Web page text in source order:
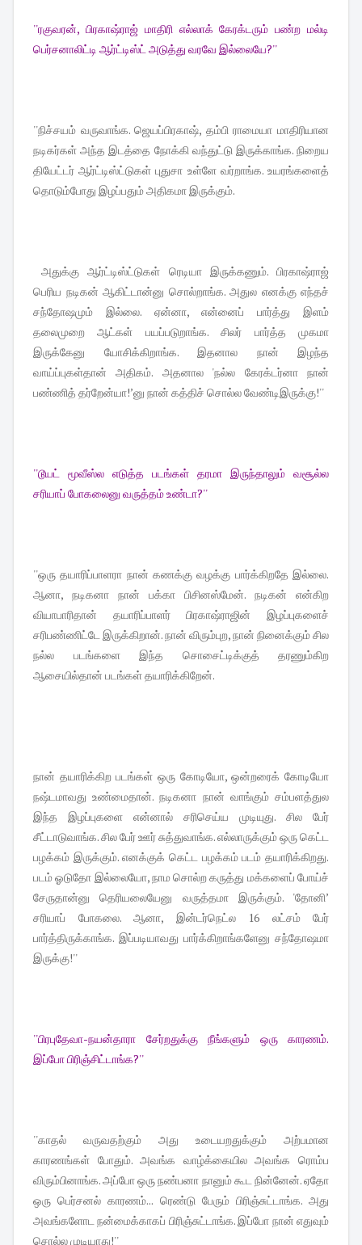
''ரகுவரன், பிரகாஷ்ராஜ் மாதிரி எல்லாக் கேரக்டரும் பண்ற மல்டி
பெர்சனாலிட்டி ஆர்ட்டிஸ்ட் அடுத்து வரவே இல்லையே?''
''நிச்சயம் வருவாங்க. ஜெயப்பிரகாஷ், தம்பி ராமையா மாதிரியான
நடிகர்கள் அந்த இடத்தை நோக்கி வந்துட்டு இருக்காங்க. நிறைய
தியேட்டர் ஆர்ட்டிஸ்ட்டுகள் புதுசா உள்ளே வர்றாங்க. உயரங்களைத்
தொடும்போது இழப்பதும் அதிகமா இருக்கும்.
அதுக்கு ஆர்ட்டிஸ்ட்டுகள் ரெடியா இருக்கணும். பிரகாஷ்ராஜ்
பெரிய நடிகன் ஆகிட்டான்னு சொல்றாங்க. அதுல எனக்கு எந்தச்
சந்தோஷமும் இல்லை. ஏன்னா, என்னைப் பார்த்து இளம்
தலைமுறை ஆட்கள் பயப்படுறாங்க. சிலர் பார்த்த முகமா
இருக்கேனு யோசிக்கிறாங்க. இதனால நான் இழந்த
வாய்ப்புகள்தான் அதிகம். அதனால 'நல்ல கேரக்டர்னா நான்
பண்ணித் தர்றேன்யா!’னு நான் கத்திச் சொல்ல வேண்டிஇருக்கு!''
''டூயட் மூவீஸ்ல எடுத்த படங்கள் தரமா இருந்தாலும் வசூல்ல
சரியாப் போகலைனு வருத்தம் உண்டா?''
''ஒரு தயாரிப்பாளரா நான் கணக்கு வழக்கு பார்க்கிறதே இல்லை.
ஆனா, நடிகனா நான் பக்கா பிசினஸ்மேன். நடிகன் என்கிற
வியாபாரிதான் தயாரிப்பாளர் பிரகாஷ்ராஜின் இழப்புகளைச்
சரிபண்ணிட்டே இருக்கிறான். நான் விரும்புற, நான் நினைக்கும் சில
நல்ல படங்களை இந்த சொசைட்டிக்குத் தரணும்கிற
ஆசையில்தான் படங்கள் தயாரிக்கிறேன்.
நான் தயாரிக்கிற படங்கள் ஒரு கோடியோ, ஒன்றரைக் கோடியோ
நஷ்டமாவது உண்மைதான். நடிகனா நான் வாங்கும் சம்பளத்துல
இந்த இழப்புகளை என்னால் சரிசெய்ய முடியுது. சில பேர்
சீட்டாடுவாங்க. சில பேர் ஊர் சுத்துவாங்க. எல்லாருக்கும் ஒரு கெட்ட
பழக்கம் இருக்கும். எனக்குக் கெட்ட பழக்கம் படம் தயாரிக்கிறது.
படம் ஓடுதோ இல்லையோ, நாம சொல்ற கருத்து மக்களைப் போய்ச்
சேருதான்னு தெரியலையேனு வருத்தமா இருக்கும். 'தோனி’
சரியாப் போகலை. ஆனா, இன்டர்நெட்ல 16 லட்சம் பேர்
பார்த்திருக்காங்க. இப்படியாவது பார்க்கிறாங்களேனு சந்தோஷமா
இருக்கு!''
''பிரபுதேவா-நயன்தாரா சேர்றதுக்கு நீங்களும் ஒரு காரணம்.
இப்போ பிரிஞ்சிட்டாங்க?''
''காதல் வருவதற்கும் அது உடையறதுக்கும் அற்பமான
காரணங்கள் போதும். அவங்க வாழ்க்கையில அவங்க ரொம்ப
விரும்பினாங்க. அப்போ ஒரு நண்பனா நானும் கூட நின்னேன். ஏதோ
ஒரு பெர்சனல் காரணம்... ரெண்டு பேரும் பிரிஞ்சுட்டாங்க. அது
அவங்களோட நன்மைக்காகப் பிரிஞ்சுட்டாங்க. இப்போ நான் எதுவும்
சொல்ல முடியாது!''